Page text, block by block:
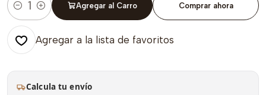
Cantidad
Agregar al Carro Comprar ahora
Agregar a la lista de favoritos
Calcula tu envío